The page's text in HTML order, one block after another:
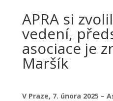
APRA si
vedení,
asociace je
Maršík
V Praze, 7. února 2025 –